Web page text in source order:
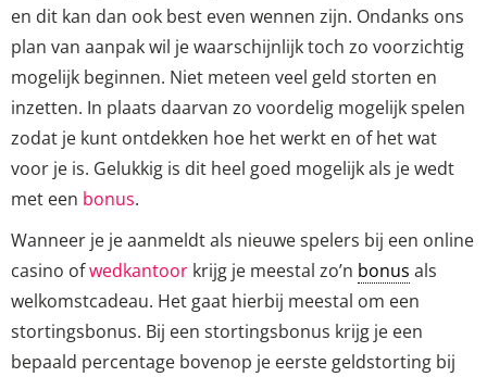
en dit kan dan ook best even wennen zijn. Ondanks ons
plan van aanpak wil je waarschijnlijk toch zo voorzichtig
mogelijk beginnen. Niet meteen veel geld storten en
inzetten. In plaats daarvan zo voordelig mogelijk spelen
zodat je kunt ontdekken hoe het werkt en of het wat
voor je is. Gelukkig is dit heel goed mogelijk als je wedt
met een bonus.
Wanneer je je aanmeldt als nieuwe spelers bij een online
casino ofwedkantoor krijg je meestal zo’n bonus als
welkomstcadeau. Het gaat hierbij meestal om een
stortingsbonus. Bij een stortingsbonus krijg je een
bepaald percentage bovenop je eerste geldstorting bij